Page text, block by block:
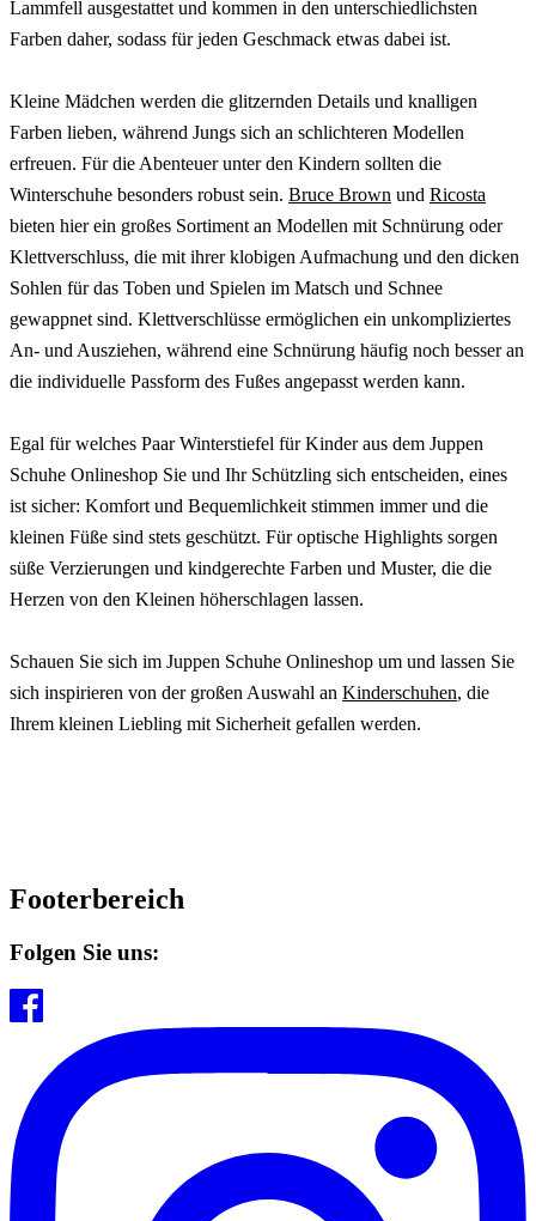
Lammfell ausgestattet und kommen in den unterschiedlichsten
Farben daher, sodass für jeden Geschmack etwas dabei ist.
Kleine Mädchen werden die glitzernden Details und knalligen
Farben lieben, während Jungs sich an schlichteren Modellen
erfreuen. Für die Abenteuer unter den Kindern sollten die
Winterschuhe besonders robust sein. Bruce Brown und Ricosta
bieten hier ein großes Sortiment an Modellen mit Schnürung oder
Klettverschluss, die mit ihrer klobigen Aufmachung und den dicken
Sohlen für das Toben und Spielen im Matsch und Schnee
gewappnet sind. Klettverschlüsse ermöglichen ein unkompliziertes
An- und Ausziehen, während eine Schnürung häufig noch besser an
die individuelle Passform des Fußes angepasst werden kann.
Egal für welches Paar Winterstiefel für Kinder aus dem Juppen
Schuhe Onlineshop Sie und Ihr Schützling sich entscheiden, eines
ist sicher: Komfort und Bequemlichkeit stimmen immer und die
kleinen Füße sind stets geschützt. Für optische Highlights sorgen
süße Verzierungen und kindgerechte Farben und Muster, die die
Herzen von den Kleinen höherschlagen lassen.
Schauen Sie sich im Juppen Schuhe Onlineshop um und lassen Sie
sich inspirieren von der großen Auswahl an Kinderschuhen, die
Ihrem kleinen Liebling mit Sicherheit gefallen werden.
Footerbereich
Folgen Sie uns: